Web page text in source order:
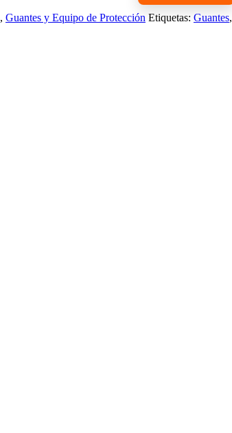
, Guantes y Equipo de Protección Etiquetas: Guantes,